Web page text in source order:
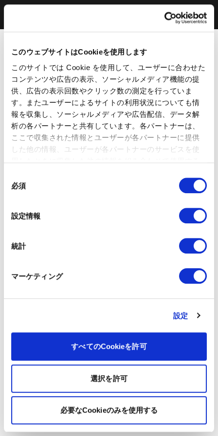
このウェブサイトはCookieを使用します
このサイトでは Cookie を使用して、ユーザーに合わせた
コンテンツや広告の表示、ソーシャルメディア機能の提
供、広告の表示回数やクリック数の測定を行っていま
す。またユーザーによるサイトの利用状況についても情
報を収集し、ソーシャルメディアや広告配信、データ解
析の各パートナーと共有しています。各パートナーは、
ここで収集された情報とユーザーが各パートナーに提供
した他の情報、ユーザーが各パートナーのサービスを使
ッキーに同意したことになります。
必須
設定情報
統計
マーケティング
設定
すべてのCookieを許可
選択を許可
必要なCookieのみを使用する